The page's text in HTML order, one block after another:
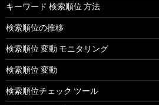
キーワード 検索順位 方法
検索順位の推移
検索順位 変動 モニタリング
検索順位 変動
検索順位チェック ツール